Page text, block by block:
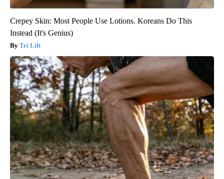
Crepey Skin: Most People Use Lotions. Koreans Do This
Instead (It's Genius)
Tri Lift